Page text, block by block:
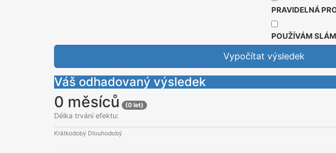
PRAVIDELNÁ
POUŽÍVÁM
Vypočítat výsledek
Váš odhadovaný výsledek
0 měsíců (0 let)
Délka trvání efektu:
Krátkodobý Dlouhodobý